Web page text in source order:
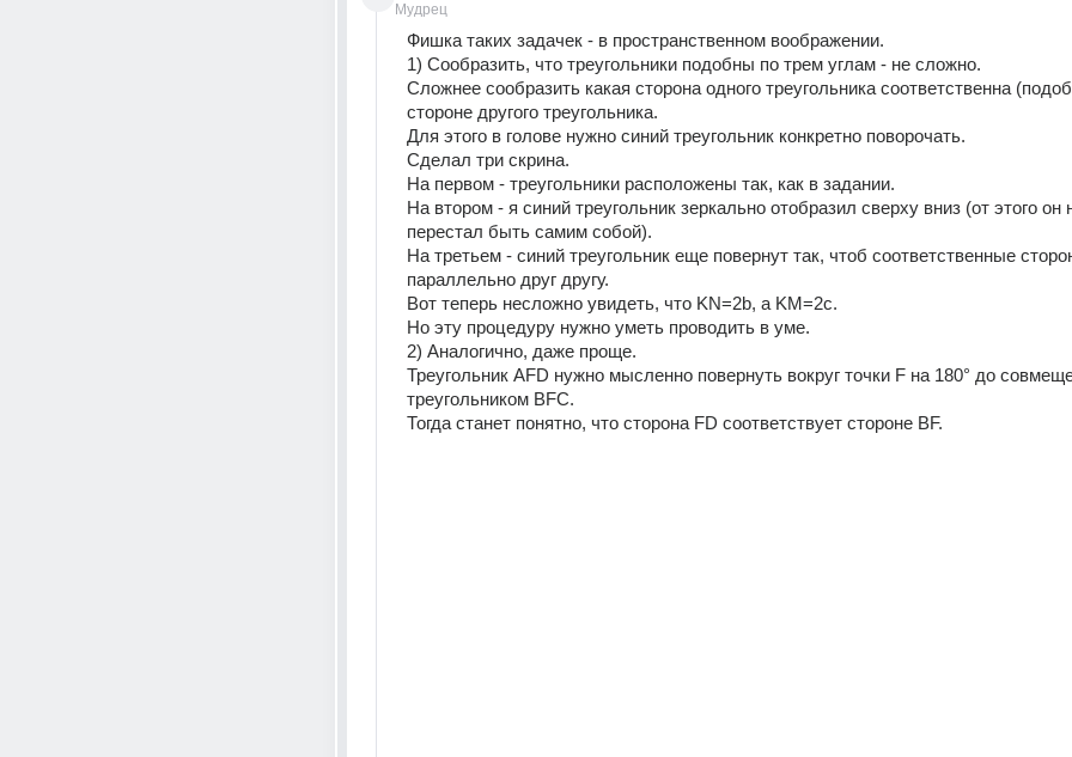
Мудрец
Фишка таких задачек - в пространственном воображении.
1) Сообразить, что треугольники подобны по трем углам - не сложно.
Сложнее сообразить какая сторона одного треугольника соответственна
стороне другого треугольника.
Для этого в голове нужно синий треугольник конкретно поворочать.
Сделал три скрина.
На первом - треугольники расположены так, как в задании.
На втором - я синий треугольник зеркально отобразил сверху вниз (от этого он
перестал быть самим собой).
На третьем - синий треугольник еще повернут так, чтоб соответственные
параллельно друг другу.
Вот теперь несложно увидеть, что KN=2b, a KМ=2c.
Но эту процедуру нужно уметь проводить в уме.
2) Аналогично, даже проще.
Треугольник AFD нужно мысленно повернуть вокруг точки F на 180° до
треугольником BFC.
Тогда станет понятно, что сторона FD соответствует стороне BF.